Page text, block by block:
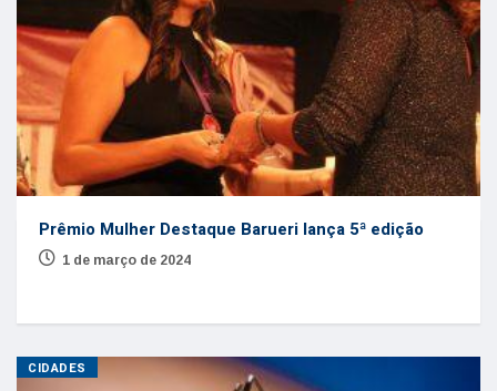
Prêmio Mulher Destaque Barueri lança 5ª edição
1 de março de 2024
CIDADES